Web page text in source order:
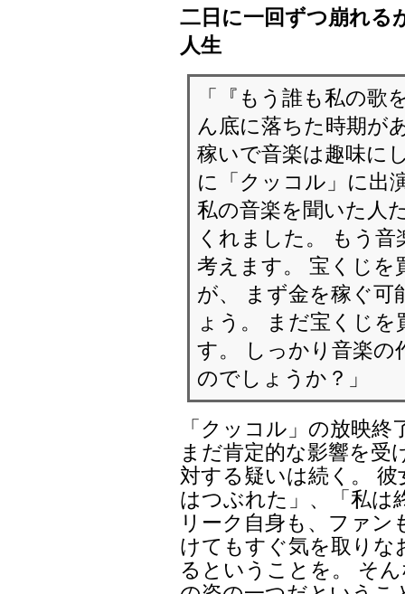
二日に一回ずつ崩れる
人生
「『もう誰も私の歌
ん底に落ちた時期が
稼いで音楽は趣味に
に「クッコル」に出
私の音楽を聞いた人
くれました。 もう
考えます。 宝くじを
が、 まず金を稼ぐ可
ょう。 まだ宝くじ
す。 しっかり音楽の
のでしょうか？」
「クッコル」の放映
まだ肯定的な影響を受
対する疑いは続く。
はつぶれた」、「私は
リーク自身も、ファ
けてもすぐ気を取りな
るということを。 そ